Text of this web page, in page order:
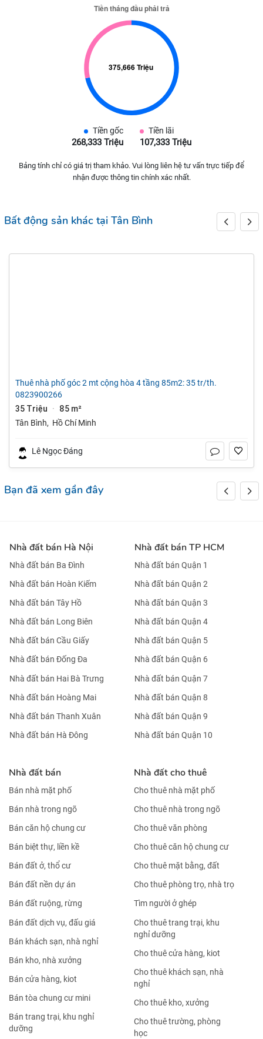
Tiền gốc
268,333 Triệu
Tiền lãi
107,333 Triệu
Bảng tính chỉ có giá trị tham khảo. Vui lòng liên hệ tư vấn trực tiếp để
nhận được thông tin chính xác nhất.
Bất động sản khác tại Tân Bình
thuê nhà phố góc 2 mt cộng hòa 4 tầng 85m2: 35 tr/th.
0823900266
35 Triệu · 85 m²
Tân Bình, Hồ Chí Minh
Lê Ngọc Đáng
Bạn đã xem gần đây
Nhà đất bán Hà Nội
Nhà đất bán Ba Đình
Nhà đất bán Hoàn Kiếm
Nhà đất bán Tây Hồ
Nhà đất bán Long Biên
Nhà đất bán Cầu Giấy
Nhà đất bán Đống Đa
Nhà đất bán Hai Bà Trưng
Nhà đất bán Hoàng Mai
Nhà đất bán Thanh Xuân
Nhà đất bán Hà Đông
Nhà đất bán TP HCM
Nhà đất bán Quận 1
Nhà đất bán Quận 2
Nhà đất bán Quận 3
Nhà đất bán Quận 4
Nhà đất bán Quận 5
Nhà đất bán Quận 6
Nhà đất bán Quận 7
Nhà đất bán Quận 8
Nhà đất bán Quận 9
Nhà đất bán Quận 10
Nhà đất bán
Bán nhà mặt phố
Bán nhà trong ngõ
Bán căn hộ chung cư
Bán biệt thự, liền kề
Bán đất ở, thổ cư
Bán đất nền dự án
Bán đất ruộng, rừng
Bán đất dịch vụ, đấu giá
Bán khách sạn, nhà nghỉ
Bán kho, nhà xưởng
Bán cửa hàng, kiot
Bán tòa chung cư mini
Bán trang trại, khu nghỉ
dưỡng
Nhà đất cho thuê
Cho thuê nhà mặt phố
Cho thuê nhà trong ngõ
Cho thuê văn phòng
Cho thuê căn hộ chung cư
Cho thuê mặt bằng, đất
Cho thuê phòng trọ, nhà trọ
Tìm người ở ghép
Cho thuê trang trại, khu
nghỉ dưỡng
Cho thuê cửa hàng, kiot
Cho thuê khách sạn, nhà
nghỉ
Cho thuê kho, xưởng
Cho thuê trường, phòng
học